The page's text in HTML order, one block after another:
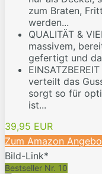
zum Braten,
werden...
QUALITÄT &
massivem,
gefertigt und
verteilt das
sorgt so für
ist...
39,95 EUR
Zum Amazon
Bild-Link*
Bestseller Nr. 10